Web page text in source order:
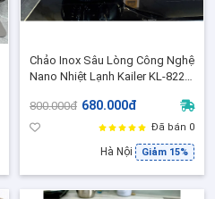
Chảo Inox Sâu Lòng Công Nghệ
Nano Nhiệt Lạnh Kailer KL-8228,
nắp kính
800.000đ 680.000đ
Đã bán 0
Hà Nội Giảm 15%